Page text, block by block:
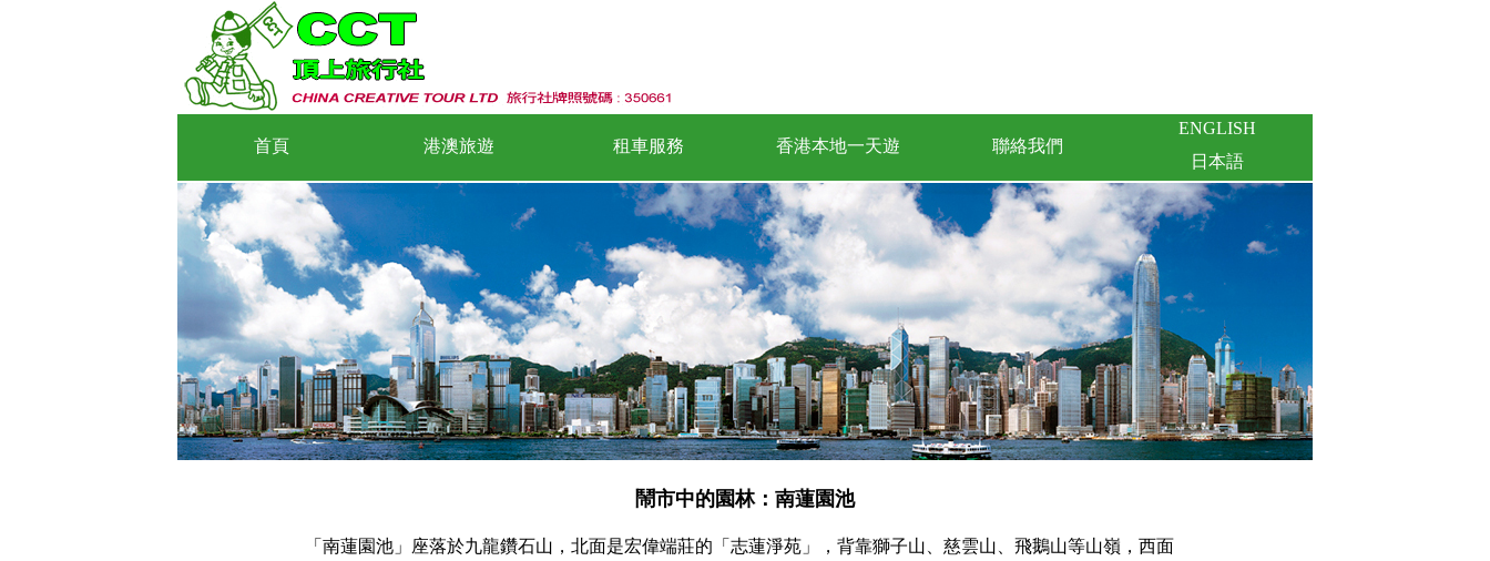
首頁 港澳旅遊 租車服務 香港本地一天遊 聯絡我們
ENGLISH
日本語
鬧市中的園林：南蓮園池
「南蓮園池」座落於九龍鑽石山，北面是宏偉端莊的「志蓮淨苑」，背靠獅子山、慈雲山、飛鵝山等山嶺，西面